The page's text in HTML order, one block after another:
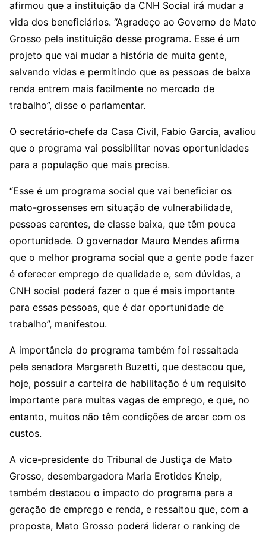
afirmou que a instituição da CNH Social irá mudar a
vida dos beneficiários. “Agradeço ao Governo de Mato
Grosso pela instituição desse programa. Esse é um
projeto que vai mudar a história de muita gente,
salvando vidas e permitindo que as pessoas de baixa
renda entrem mais facilmente no mercado de
trabalho”, disse o parlamentar.
O secretário-chefe da Casa Civil, Fabio Garcia, avaliou
que o programa vai possibilitar novas oportunidades
para a população que mais precisa.
“Esse é um programa social que vai beneficiar os
mato-grossenses em situação de vulnerabilidade,
pessoas carentes, de classe baixa, que têm pouca
oportunidade. O governador Mauro Mendes afirma
que o melhor programa social que a gente pode fazer
é oferecer emprego de qualidade e, sem dúvidas, a
CNH social poderá fazer o que é mais importante
para essas pessoas, que é dar oportunidade de
trabalho”, manifestou.
A importância do programa também foi ressaltada
pela senadora Margareth Buzetti, que destacou que,
hoje, possuir a carteira de habilitação é um requisito
importante para muitas vagas de emprego, e que, no
entanto, muitos não têm condições de arcar com os
custos.
A vice-presidente do Tribunal de Justiça de Mato
Grosso, desembargadora Maria Erotides Kneip,
também destacou o impacto do programa para a
geração de emprego e renda, e ressaltou que, com a
proposta, Mato Grosso poderá liderar o ranking de